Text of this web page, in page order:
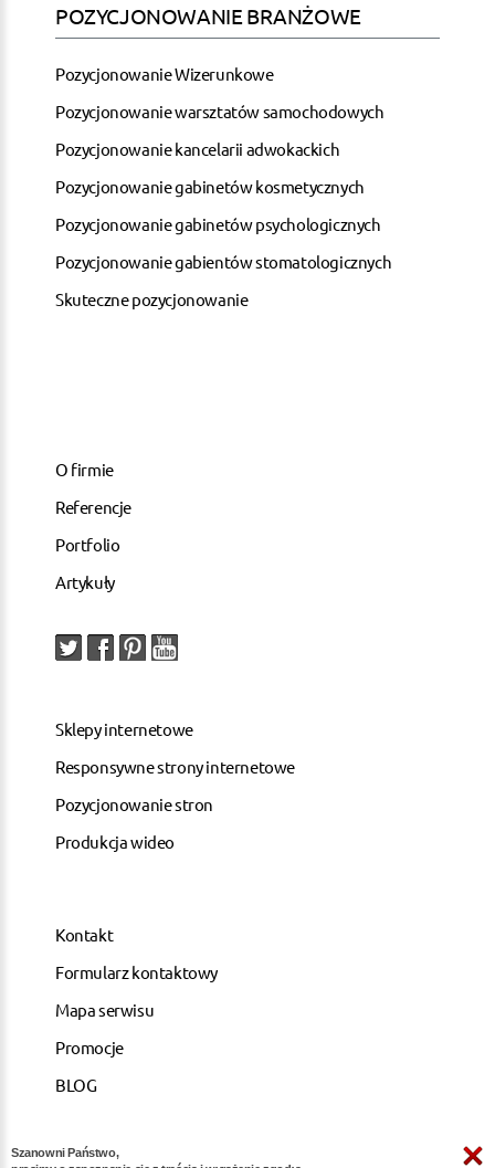
POZYCJONOWANIE BRANŻOWE
Pozycjonowanie Wizerunkowe
Pozycjonowanie warsztatów samochodowych
Pozycjonowanie kancelarii adwokackich
Pozycjonowanie gabinetów kosmetycznych
Pozycjonowanie gabinetów psychologicznych
Pozycjonowanie gabientów stomatologicznych
Skuteczne pozycjonowanie
O firmie
Referencje
Portfolio
Artykuły
Sklepy internetowe
Responsywne strony internetowe
Pozycjonowanie stron
Produkcja wideo
Kontakt
Formularz kontaktowy
Mapa serwisu
Promocje
BLOG
Szanowni Państwo,